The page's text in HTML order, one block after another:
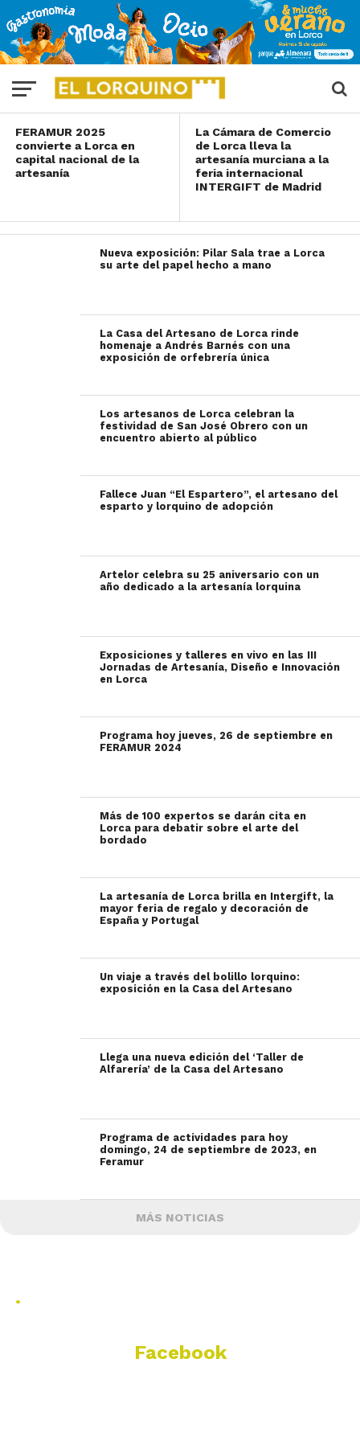
Semana Santa con
la XXXIII edición de
MASS ARTESANÍA
FERAMUR 2025
convierte a Lorca en
capital nacional de la
artesanía
La Cámara de Comercio
de Lorca lleva la
artesanía murciana a la
feria internacional
INTERGIFT de Madrid
Nueva exposición: Pilar Sala trae a Lorca
su arte del papel hecho a mano
La Casa del Artesano de Lorca rinde
homenaje a Andrés Barnés con una
exposición de orfebrería única
Los artesanos de Lorca celebran la
festividad de San José Obrero con un
encuentro abierto al público
Fallece Juan “El Espartero”, el artesano del
esparto y lorquino de adopción
Artelor celebra su 25 aniversario con un
año dedicado a la artesanía lorquina
Exposiciones y talleres en vivo en las III
Jornadas de Artesanía, Diseño e Innovación
en Lorca
Programa hoy jueves, 26 de septiembre en
FERAMUR 2024
Más de 100 expertos se darán cita en
Lorca para debatir sobre el arte del
bordado
La artesanía de Lorca brilla en Intergift, la
mayor feria de regalo y decoración de
España y Portugal
Un viaje a través del bolillo lorquino:
exposición en la Casa del Artesano
Llega una nueva edición del ‘Taller de
Alfarería’ de la Casa del Artesano
Programa de actividades para hoy
domingo, 24 de septiembre de 2023, en
Feramur
MÁS NOTICIAS
.
Facebook